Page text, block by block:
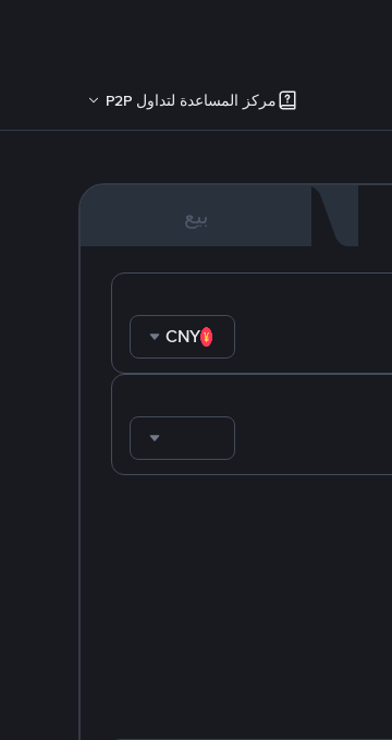
مركز المساعدة لتداول P2P
بيع
CNY